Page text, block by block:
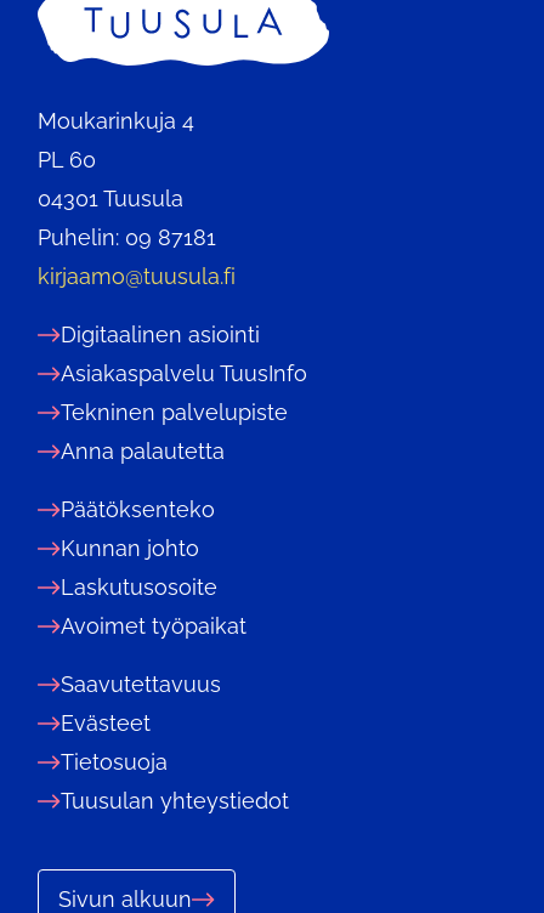
Moukarinkuja 4
PL 60
04301 Tuusula
Puhelin: 09 87181
kirjaamo@tuusula.fi
Digitaalinen asiointi
Asiakaspalvelu TuusInfo
Tekninen palvelupiste
Anna palautetta
Päätöksenteko
Kunnan johto
Laskutusosoite
Avoimet työpaikat
Saavutettavuus
Evästeet
Tietosuoja
Tuusulan yhteystiedot
Sivun alkuun